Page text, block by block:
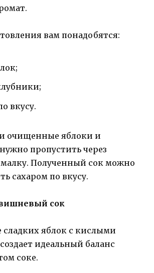
вам понадобятся:
вкусу.
очищенные яблоки и
пропустить через
Полученный сок можно
сахаром по вкусу.
сок
сладких яблок с кислыми
идеальный баланс
соке.